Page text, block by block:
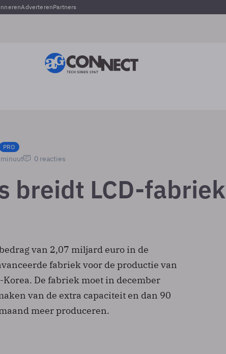
AdverterenPartners
PRO
0 reacties
breidt LCD-fabriek
van 2,07 miljard euro in de
fabriek voor de productie van
De fabriek moet in december
van de extra capaciteit en dan 90
meer produceren.